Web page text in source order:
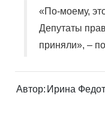
«По-моему,
Депутаты
приняли», –
Автор: Ирина